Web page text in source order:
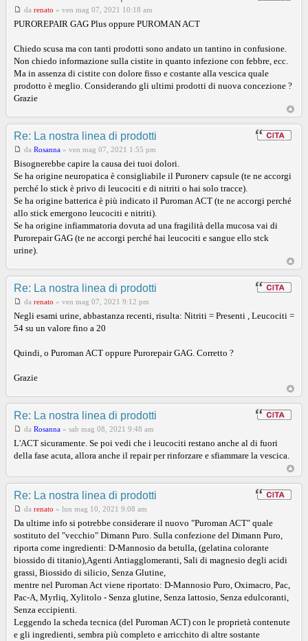
da renato » ven mag 07, 2021 10:18 am
PUROREPAIR GAG Plus oppure PUROMAN ACT
Chiedo scusa ma con tanti prodotti sono andato un tantino in confusione.
Non chiedo informazione sulla cistite in quanto infezione con febbre, ecc.
Ma in assenza di cistite con dolore fisso e costante alla vescica quale
prodotto è meglio. Considerando gli ultimi prodotti di nuova concezione ?
Grazie
Re: La nostra linea di prodotti
da Rosanna » ven mag 07, 2021 1:55 pm
Bisognerebbe capire la causa dei tuoi dolori.
Se ha origine neuropatica è consigliabile il Puronerv capsule (te ne accorgi
perché lo stick è privo di leucociti e di nitriti o hai solo tracce).
Se ha origine batterica è più indicato il Puroman ACT (te ne accorgi perché
allo stick emergono leucociti e nitriti).
Se ha origine infiammatoria dovuta ad una fragilità della mucosa vai di
Purorepair GAG (te ne accorgi perché hai leucociti e sangue ello stck
urine).
Re: La nostra linea di prodotti
da renato » ven mag 07, 2021 9:12 pm
Negli esami urine, abbastanza recenti, risulta: Nitriti = Presenti , Leucociti =
54 su un valore fino a 20
Quindi, o Puroman ACT oppure Purorepair GAG. Corretto ?
Grazie
Re: La nostra linea di prodotti
da Rosanna » sab mag 08, 2021 9:48 am
L'ACT sicuramente. Se poi vedi che i leucociti restano anche al di fuori
della fase acuta, allora anche il repair per rinforzare e sfiammare la vescica.
Re: La nostra linea di prodotti
da renato » lun mag 10, 2021 9:08 am
Da ultime info si potrebbe considerare il nuovo "Puroman ACT" quale
sostituto del "vecchio" Dimann Puro. Sulla confezione del Dimann Puro,
riporta come ingredienti: D-Mannosio da betulla, (gelatina colorante
biossido di titanio),Agenti Antiagglomeranti, Sali di magnesio degli acidi
grassi, Biossido di silicio, Senza Glutine,
mentre nel Puroman Act viene riportato: D-Mannosio Puro, Oximacro, Pac,
Pac-A, Myrliq, Xylitolo - Senza glutine, Senza lattosio, Senza edulcoranti,
Senza eccipienti.
Leggendo la scheda tecnica (del Puroman ACT) con le proprietà contenute
e gli ingredienti, sembra più completo e arricchito di altre sostante